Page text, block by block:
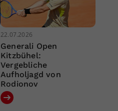
22.07.2026
Generali Open
Kitzbühel:
Vergebliche
Aufholjagd von
Rodionov